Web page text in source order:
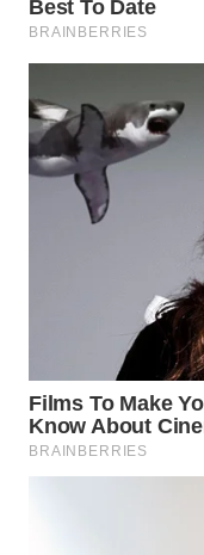
TANGERANG
BINJAI
WN
CIREBON
KUNINGAN
WN
MAJALENGKA